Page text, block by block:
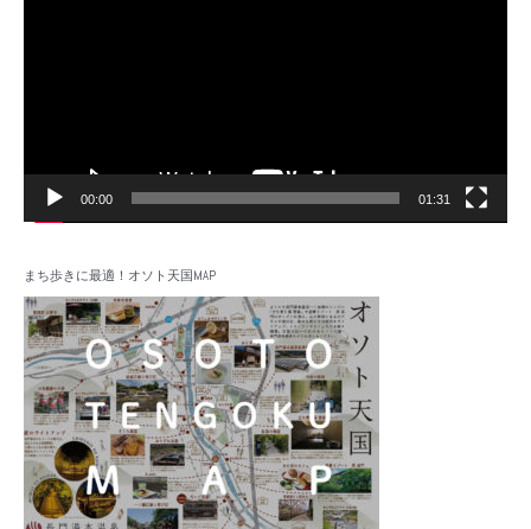
00:00 01:31
まち歩きに最適！オソト天国MAP